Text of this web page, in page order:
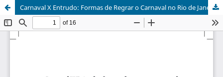
Carnaval X Entrudo: Formas de Regrar o Carnaval no Rio de Janeiro em fins do Século XIX e Início do Século XX.